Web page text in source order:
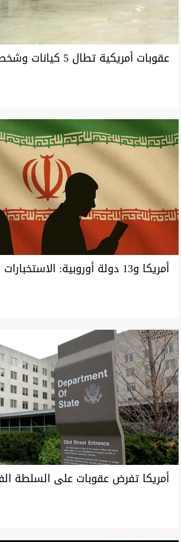
عقوبات أمريكية تطال 5
أمريكا و13 دولة أوروبية:
سيادتنا وتستهدف معارضين
أمريكا تفرض عقوبات على السلطة